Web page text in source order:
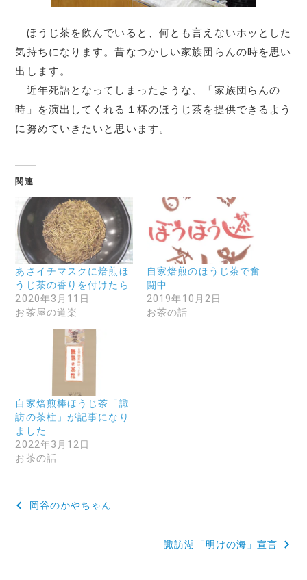
ほうじ茶を飲んでいると、何とも言えないホッとした
気持ちになります。昔なつかしい家族団らんの時を思い
出します。
近年死語となってしまったような、「家族団らんの
時」を演出してくれる１杯のほうじ茶を提供できるよう
に努めていきたいと思います。
関連
あさイチマスクに焙煎ほ
うじ茶の香りを付けたら
2020年3月11日
お茶屋の道楽
自家焙煎のほうじ茶で奮
闘中
2019年10月2日
お茶の話
自家焙煎棒ほうじ茶「諏
訪の茶柱」が記事になり
ました
2022年3月12日
お茶の話
投
岡谷のかやちゃん
諏訪湖「明けの海」宣言